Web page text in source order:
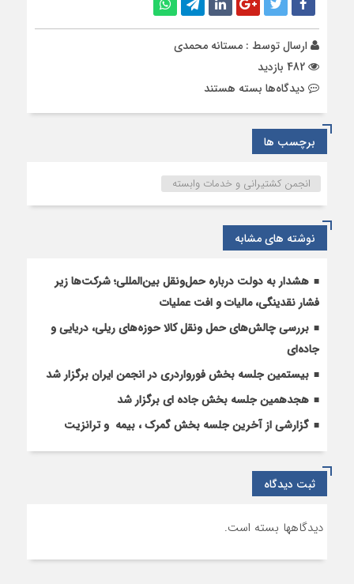
ارسال توسط : مستانه محمدی
دیدگاه‌ها برای
تصمیم
گیری
موضوع
تسویه
ارزی
صورت
های
حقوق
و
عوارض
بسته هستند
برچسب ها
انجمن کشتیرانی و خدمات وابسته
نوشته های مشابه
هشدار به دولت درباره حمل‌ونقل بین‌المللی؛ شرکت‌ها زیر
فشار نقدینگی، مالیات و افت عملیات
بررسی چالش‌های حمل ونقل کالا حوزه‌های ریلی، دریایی و
جاده‌ای
بیستمین جلسه بخش فورواردری در انجمن ایران برگزار شد
هجدهمین جلسه بخش جاده ای برگزار شد
گزارشی از آخرین جلسه بخش گمرک ، بیمه و ترانزیت
ثبت دیدگاه
دیدگاهها بسته است.